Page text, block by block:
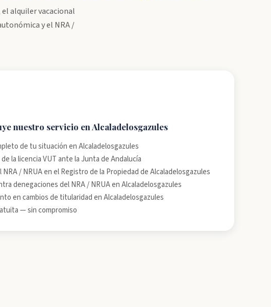
el alquiler vacacional
y el NRA /
nuestro servicio en Alcaladelosgazules
de tu situación en Alcaladelosgazules
la licencia VUT ante la Junta de Andalucía
/ NRUA en el Registro de la Propiedad de Alcaladelosgazules
denegaciones del NRA / NRUA en Alcaladelosgazules
en cambios de titularidad en Alcaladelosgazules
— sin compromiso